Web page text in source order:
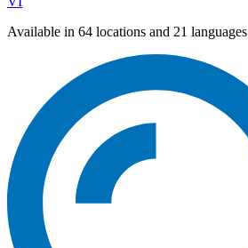
Available in 64 locations and 21 languages